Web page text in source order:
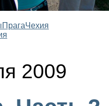
ПрагаЧехия
2009